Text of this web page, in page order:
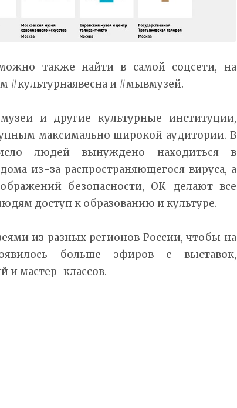
также найти в самой соцсети, на
#культурнаявесна и #мывмузей.
и другие культурные институции,
максимально широкой аудитории. В
людей вынуждено находиться в
из-за распространяющегося вируса, а
безопасности, ОК делают все
доступ к образованию и культуре.
из разных регионов России, чтобы на
больше эфиров с выставок,
и мастер-классов.